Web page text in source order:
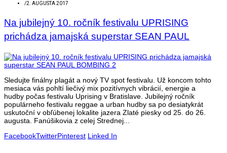
/2. AUGUSTA 2017
Na jubilejný 10. ročník festivalu UPRISING
prichádza jamajská superstar SEAN PAUL
Sledujte finálny plagát a nový TV spot festivalu. Už koncom tohto
mesiaca vás pohltí liečivý mix pozitívnych vibrácií, energie a
hudby počas festivalu Uprising v Bratislave. Jubilejný ročník
populárneho festivalu reggae a urban hudby sa po desiatykrát
uskutoční v obľúbenej lokalite jazera Zlaté piesky od 25. do 26.
augusta. Fanúšikovia z celej Strednej...
FacebookTwitterPinterest Linked In